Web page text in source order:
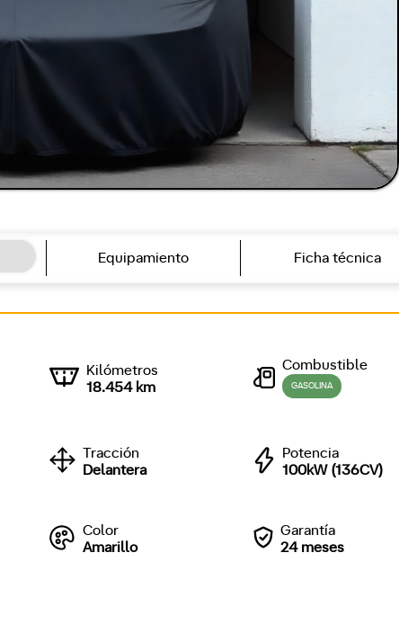
Equipamiento Ficha técnica
Kilómetros
18.454 km
Combustible
GASOLINA
Tracción
Delantera
Potencia
100kW (136CV)
Color
Amarillo
Garantía
24 meses